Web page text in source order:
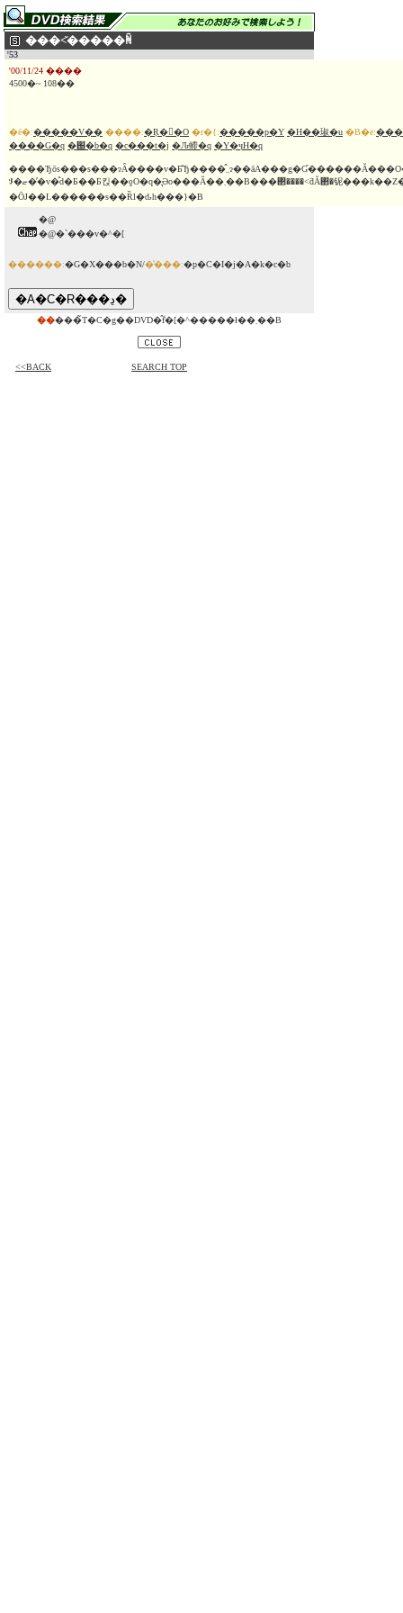
���˂̌�����ꏊ
'53
'00/11/24 ����
4500�~ 108��
�ē�: �܏����V�� ����:�Ŗ��َO �r�{:�����p�Y �H��琡�u �B�e:
����G�q
�֐�b�q �c���t�j �Ԉ䗖�q �Y�ӌH�q
����Ђōs���s���ɂȂ����v�Ƃ̐Ђ����̂܂܂ɂ��āA���g�Ɠ������Ă���O�q�B������A�Ƃ̑O�ɐԂ�V�̎̂Ďq������A���
ꂪ�ޏ��̕v�̎d�Ƃ��Ƃ킩��ƍO�q�͉Əo���Ă��܂��B���΂����˂ƌĂ΂�铌���k��Z�ɗ��S�{�̉��˂�������ꏊ
�ŌJ��L������s��Ȑl�ԃh���}�B
�@
�@�`���v�^�[
������:�G�X���b�N/�̔���:�p�C�I�j�A�k�c�b
�� ���̃T�C�g��DVD�̂݃f�[�^�����ł��܂��B
<<BACK SEARCH TOP